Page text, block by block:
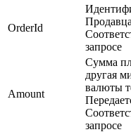
OrderId
Продавца
запросе
Amount
Сумма
другая
валюты
запросе